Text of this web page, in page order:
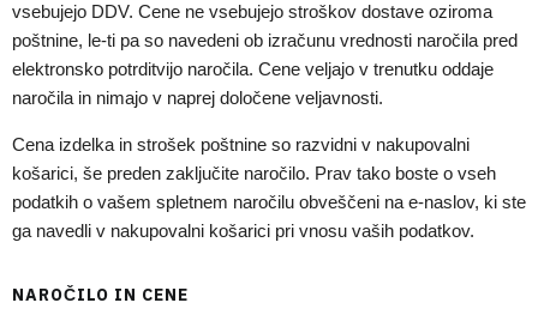
vsebujejo DDV. Cene ne vsebujejo stroškov dostave oziroma
poštnine, le-ti pa so navedeni ob izračunu vrednosti naročila pred
elektronsko potrditvijo naročila. Cene veljajo v trenutku oddaje
naročila in nimajo v naprej določene veljavnosti.
Cena izdelka in strošek poštnine so razvidni v nakupovalni
košarici, še preden zaključite naročilo. Prav tako boste o vseh
podatkih o vašem spletnem naročilu obveščeni na e-naslov, ki ste
ga navedli v nakupovalni košarici pri vnosu vaših podatkov.
NAROČILO IN CENE